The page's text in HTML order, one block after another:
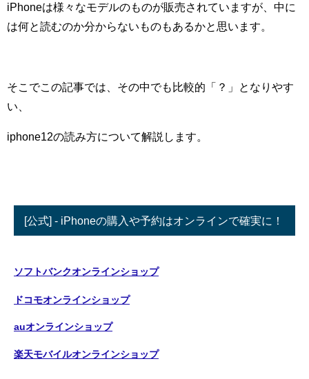
iPhoneは様々なモデルのものが販売されていますが、中に
は何と読むのか分からないものもあるかと思います。
そこでこの記事では、その中でも比較的「？」となりやす
い、
iphone12の読み方について解説します。
[公式] - iPhoneの購入や予約はオンラインで確実に！
ソフトバンクオンラインショップ
ドコモオンラインショップ
auオンラインショップ
楽天モバイルオンラインショップ